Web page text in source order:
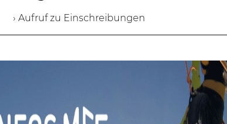
› Aufruf zu Einschreibungen